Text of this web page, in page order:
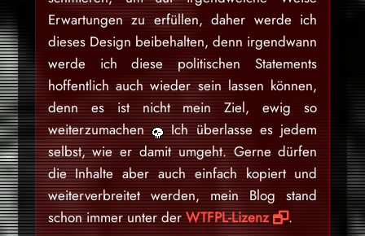
Erwartungen zu erfüllen, daher werde ich
dieses Design beibehalten, denn irgendwann
werde ich diese politischen Statements
hoffentlich auch wieder sein lassen können,
denn es ist nicht mein Ziel, ewig so
weiterzumachen
Ich überlasse es jedem
selbst, wie er damit umgeht. Gerne dürfen
die Inhalte aber auch einfach kopiert und
weiterverbreitet werden, mein Blog stand
schon immer unter der WTFPL-Lizenz .